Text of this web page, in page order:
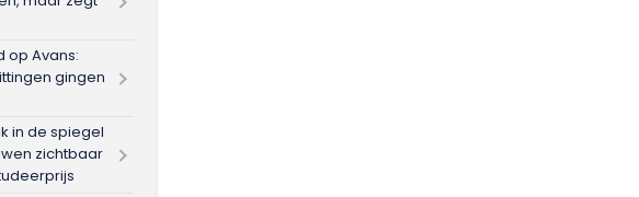
op Avans:
gingen
in de spiegel
zichtbaar